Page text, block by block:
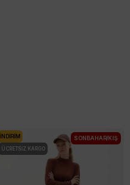
İNDIRIM
ÜCRETSIZ KARGO
SONBAHAR/KIŞ